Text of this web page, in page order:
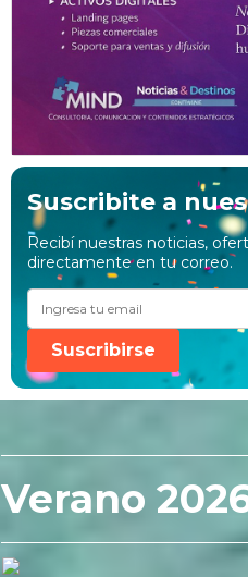
Suscribite a
Recibí nuestras noticias,
directamente en tu correo.
Suscribirse
Verano